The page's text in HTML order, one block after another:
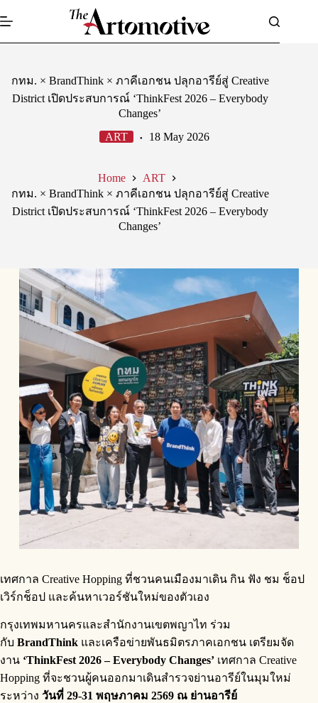
to
กทม. × BrandThink × ภาคีเอกชน ปลุกอารีย์สู่ Creative
District เปิดประสบการณ์ ‘ThinkFest 2026 – Everybody
Changes’
ART
18 May 2026
Home
ART
กทม. × BrandThink × ภาคีเอกชน ปลุกอารีย์สู่ Creative
District เปิดประสบการณ์ ‘ThinkFest 2026 – Everybody
Changes’
เทศกาล Creative Hopping ที่ชวนคนเมืองมาเดิน กิน ฟัง ชม ช็อป
เวิร์กช็อป และค้นหาเวอร์ชันใหม่ของตัวเอง
กรุงเทพมหานครและสำนักงานเขตพญาไท ร่วม
กับ BrandThink และเครือข่ายพันธมิตรภาคเอกชน เตรียมจัด
งาน ‘ThinkFest 2026 – Everybody Changes’ เทศกาล Creative
Hopping ที่จะชวนผู้คนออกมาเดินสำรวจย่านอารีย์ในมุมใหม่
ระหว่าง วันที่ 29-31 พฤษภาคม 2569 ณ ย่านอารีย์